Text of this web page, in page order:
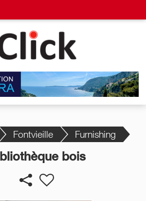
Fontvieille Furnishing
bois